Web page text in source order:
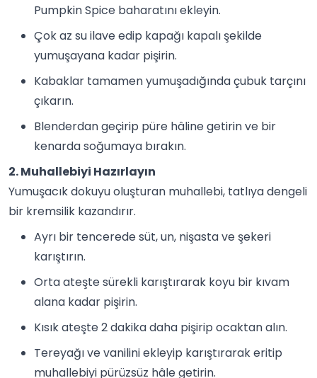
Pumpkin Spice baharatını ekleyin.
Çok az su ilave edip kapağı kapalı şekilde
yumuşayana kadar pişirin.
Kabaklar tamamen yumuşadığında çubuk tarçını
çıkarın.
Blenderdan geçirip püre hâline getirin ve bir
kenarda soğumaya bırakın.
2. Muhallebiyi Hazırlayın
Yumuşacık dokuyu oluşturan muhallebi, tatlıya dengeli
bir kremsilik kazandırır.
Ayrı bir tencerede süt, un, nişasta ve şekeri
karıştırın.
Orta ateşte sürekli karıştırarak koyu bir kıvam
alana kadar pişirin.
Kısık ateşte 2 dakika daha pişirip ocaktan alın.
Tereyağı ve vanilini ekleyip karıştırarak eritip
muhallebiyi pürüzsüz hâle getirin.